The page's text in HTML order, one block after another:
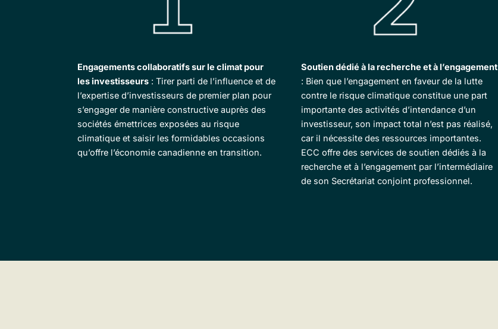
Engagements collaboratifs sur le climat pour
les investisseurs : Tirer parti de l’influence et de
l’expertise d’investisseurs de premier plan pour
s’engager de manière constructive auprès des
sociétés émettrices exposées au risque
climatique et saisir les formidables occasions
qu’offre l’économie canadienne en transition.
Soutien dédié à la recherche et à l’engagement
: Bien que l’engagement en faveur de la lutte
contre le risque climatique constitue une part
importante des activités d’intendance d’un
investisseur, son impact total n’est pas réalisé,
car il nécessite des ressources importantes.
ECC offre des services de soutien dédiés à la
recherche et à l’engagement par l’intermédiaire
de son Secrétariat conjoint professionnel.